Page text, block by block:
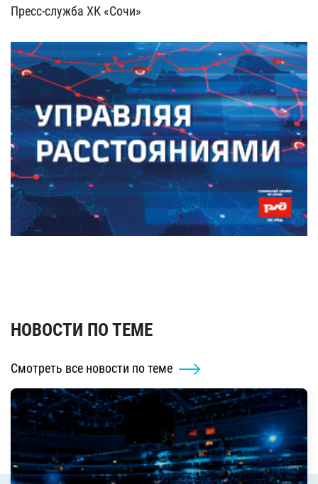
Пресс-служба ХК «Сочи»
НОВОСТИ ПО ТЕМЕ
Смотреть все новости по теме